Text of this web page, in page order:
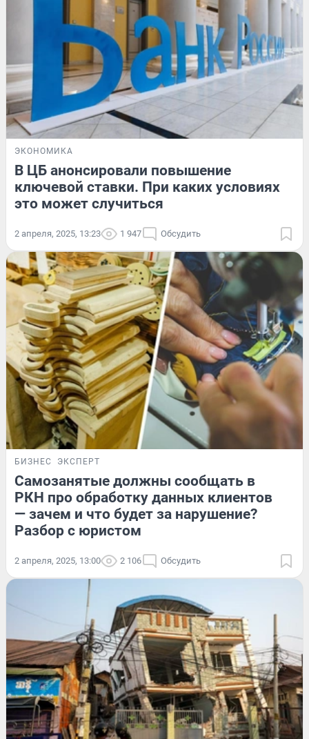
ЭКОНОМИКА
В ЦБ анонсировали повышение
ключевой ставки. При каких условиях
это может случиться
2 апреля, 2025, 13:23 1 947 Обсудить
БИЗНЕС ЭКСПЕРТ
Самозанятые должны сообщать в
РКН про обработку данных клиентов
— зачем и что будет за нарушение?
Разбор с юристом
2 апреля, 2025, 13:00 2 106 Обсудить